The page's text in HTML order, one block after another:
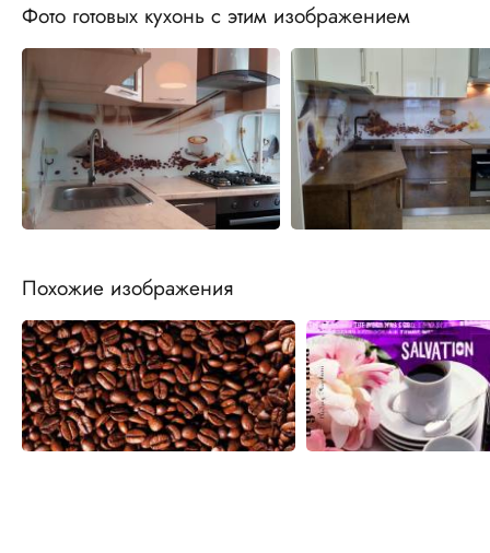
Фото готовых кухонь с этим изображением
Похожие изображения